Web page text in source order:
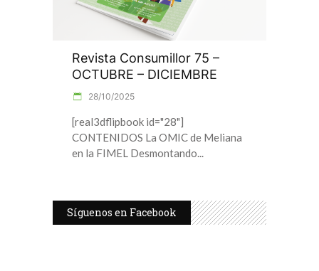
Revista Consumillor 75 –
OCTUBRE – DICIEMBRE
28/10/2025
[real3dflipbook id="28"]
CONTENIDOS La OMIC de Meliana
en la FIMEL Desmontando
Síguenos en Facebook